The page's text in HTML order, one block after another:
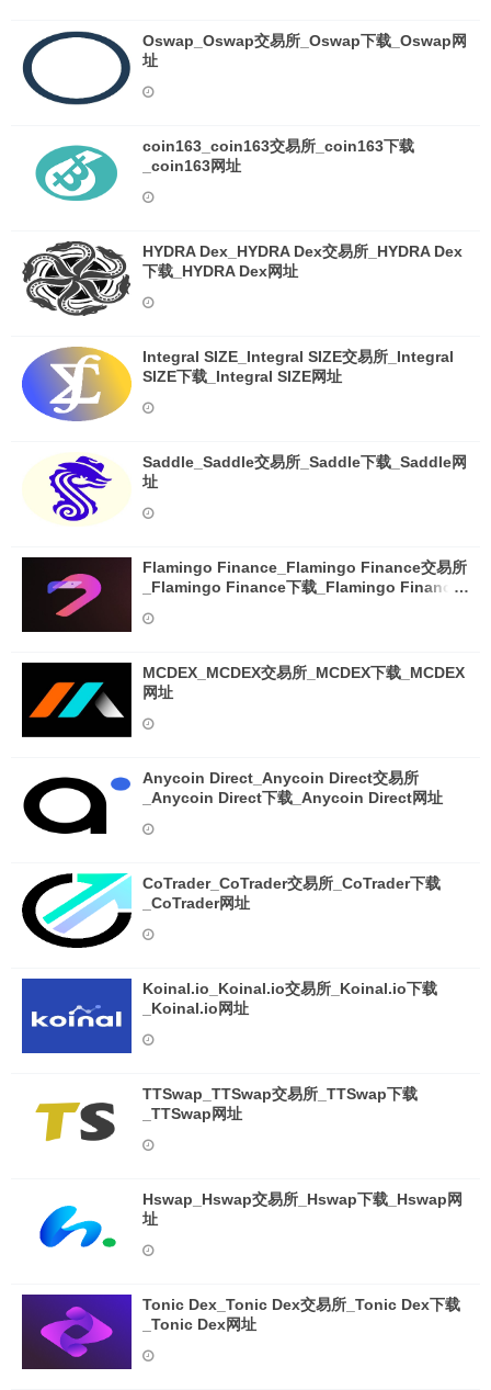
Oswap_Oswap交易所_Oswap下载_Oswap网
址
coin163_coin163交易所_coin163下载
_coin163网址
HYDRA Dex_HYDRA Dex交易所_HYDRA Dex
下载_HYDRA Dex网址
Integral SIZE_Integral SIZE交易所_Integral
SIZE下载_Integral SIZE网址
Saddle_Saddle交易所_Saddle下载_Saddle网
址
Flamingo Finance_Flamingo Finance交易所
_Flamingo Finance下载_Flamingo Finance
MCDEX_MCDEX交易所_MCDEX下载_MCDEX
网址
Anycoin Direct_Anycoin Direct交易所
_Anycoin Direct下载_Anycoin Direct网址
CoTrader_CoTrader交易所_CoTrader下载
_CoTrader网址
Koinal.io_Koinal.io交易所_Koinal.io下载
_Koinal.io网址
TTSwap_TTSwap交易所_TTSwap下载
_TTSwap网址
Hswap_Hswap交易所_Hswap下载_Hswap网
址
Tonic Dex_Tonic Dex交易所_Tonic Dex下载
_Tonic Dex网址